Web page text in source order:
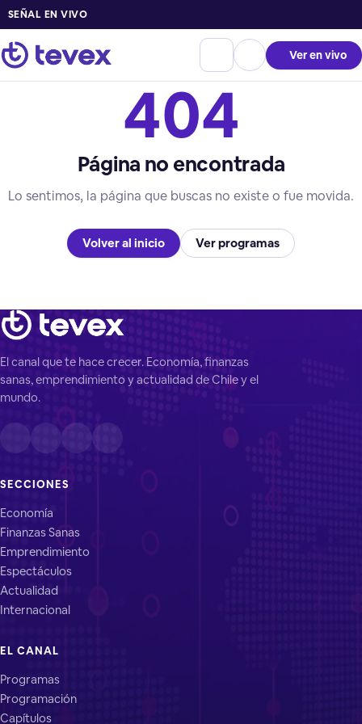
SEÑAL EN VIVO
Ver en vivo
404
Página no encontrada
Lo sentimos, la página que buscas no existe o fue movida.
Volver al inicio Ver programas
El canal que te hace crecer. Economía, finanzas
sanas, emprendimiento y actualidad de Chile y el
mundo.
SECCIONES
Economía
Finanzas Sanas
Emprendimiento
Espectáculos
Actualidad
Internacional
EL CANAL
Programas
Programación
Capítulos